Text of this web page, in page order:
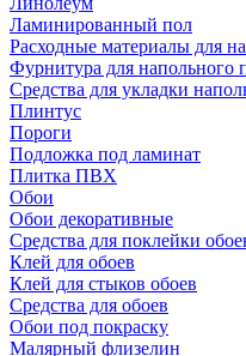
Ламинированный пол
Расходные материалы для
Фурнитура для напольного
Средства для укладки
Плинтус
Пороги
Подложка под ламинат
Плитка ПВХ
Обои
Обои декоративные
Средства для поклейки
Клей для обоев
Клей для стыков обоев
Средства для обоев
Обои под покраску
Малярный флизелин